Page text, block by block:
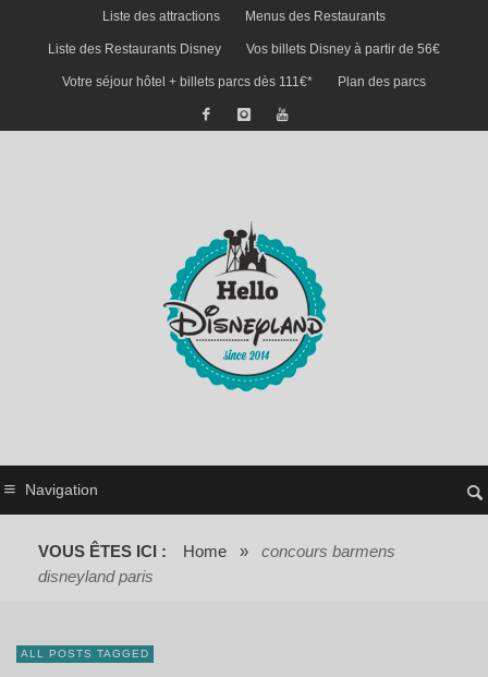
Liste des attractions Menus des Restaurants
Liste des Restaurants Disney Vos billets Disney à partir de 56€
Votre séjour hôtel + billets parcs dès 111€* Plan des parcs
Navigation
VOUS ÊTES ICI : Home »
concours barmens
disneyland paris
ALL POSTS TAGGED